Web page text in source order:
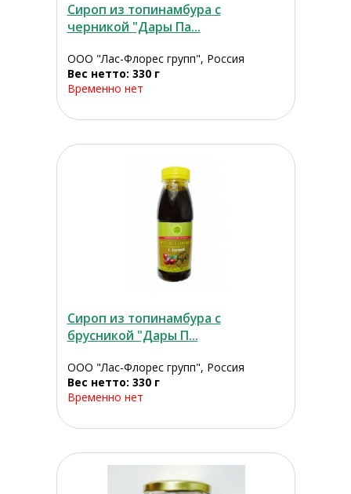
Сироп из топинамбура с
черникой "Дары Па...
ООО "Лас-Флорес групп", Россия
Вес нетто: 330 г
Временно нет
Сироп из топинамбура с
брусникой "Дары П...
ООО "Лас-Флорес групп", Россия
Вес нетто: 330 г
Временно нет